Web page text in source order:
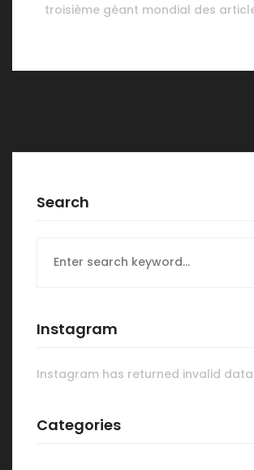
troisième géant mondial des
Search
for:
Instagram
Instagram has returned invalid
Categories